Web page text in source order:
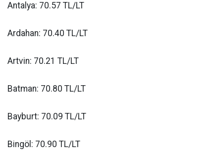
Antalya: 70.57 TL/LT
Ardahan: 70.40 TL/LT
Artvin: 70.21 TL/LT
Batman: 70.80 TL/LT
Bayburt: 70.09 TL/LT
Bingöl: 70.90 TL/LT